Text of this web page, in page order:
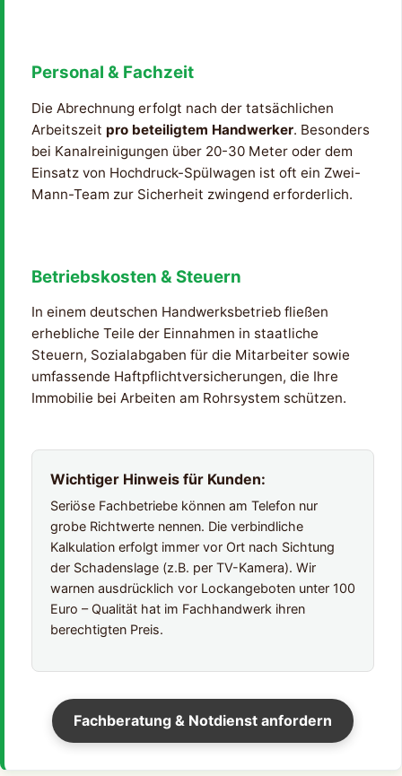
Personal & Fachzeit
Die Abrechnung erfolgt nach der tatsächlichen
Arbeitszeit pro beteiligtem Handwerker. Besonders
bei Kanalreinigungen über 20-30 Meter oder dem
Einsatz von Hochdruck-Spülwagen ist oft ein Zwei-
Mann-Team zur Sicherheit zwingend erforderlich.
Betriebskosten & Steuern
In einem deutschen Handwerksbetrieb fließen
erhebliche Teile der Einnahmen in staatliche
Steuern, Sozialabgaben für die Mitarbeiter sowie
umfassende Haftpflichtversicherungen, die Ihre
Immobilie bei Arbeiten am Rohrsystem schützen.
Wichtiger Hinweis für Kunden:
Seriöse Fachbetriebe können am Telefon nur
grobe Richtwerte nennen. Die verbindliche
Kalkulation erfolgt immer vor Ort nach Sichtung
der Schadenslage (z.B. per TV-Kamera). Wir
warnen ausdrücklich vor Lockangeboten unter 100
Euro – Qualität hat im Fachhandwerk ihren
berechtigten Preis.
Fachberatung & Notdienst anfordern